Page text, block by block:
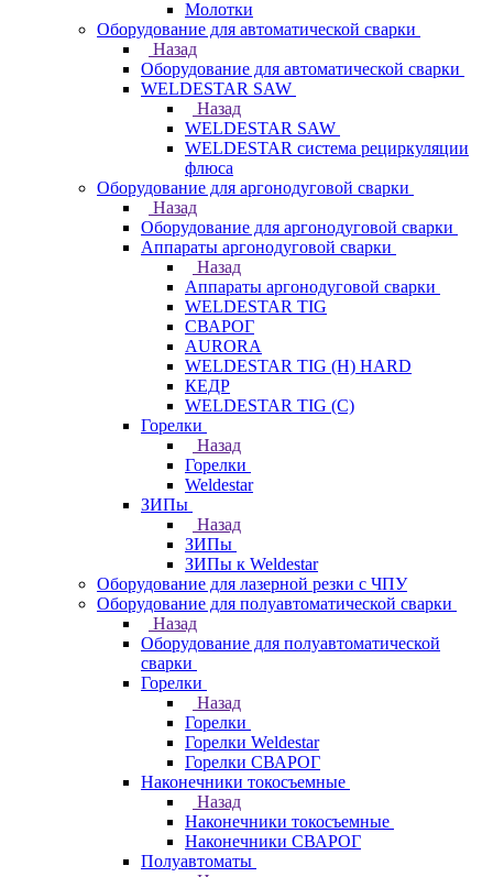
Молотки
Оборудование для автоматической сварки
Назад
Оборудование для автоматической сварки
WELDESTAR SAW
Назад
WELDESTAR SAW
WELDESTAR система рециркуляции
флюса
Оборудование для аргонодуговой сварки
Назад
Оборудование для аргонодуговой сварки
Аппараты аргонодуговой сварки
Назад
Аппараты аргонодуговой сварки
WELDESTAR TIG
СВАРОГ
AURORA
WELDESTAR TIG (H) HARD
КЕДР
WELDESTAR TIG (С)
Горелки
Назад
Горелки
Weldestar
ЗИПы
Назад
ЗИПы
ЗИПы к Weldestar
Оборудование для лазерной резки с ЧПУ
Оборудование для полуавтоматической сварки
Назад
Оборудование для полуавтоматической
сварки
Горелки
Назад
Горелки
Горелки Weldestar
Горелки СВАРОГ
Наконечники токосъемные
Назад
Наконечники токосъемные
Наконечники СВАРОГ
Полуавтоматы